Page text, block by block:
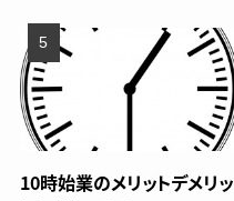
10時始業のメリットデメリッ